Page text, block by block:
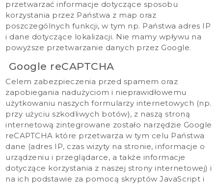
przetwarzać informacje dotyczące sposobu
korzystania przez Państwa z map oraz
poszczególnych funkcji, w tym np. Państwa adres IP
i dane dotyczące lokalizacji. Nie mamy wpływu na
powyższe przetwarzanie danych przez Google.
Google reCAPTCHA
Celem zabezpieczenia przed spamem oraz
zapobiegania nadużyciom i nieprawidłowemu
użytkowaniu naszych formularzy internetowych (np.
przy użyciu szkodliwych botów), z naszą stroną
internetową zintegrowane zostało narzędzie Google
reCAPTCHA które przetwarza w tym celu Państwa
dane (adres IP, czas wizyty na stronie, informacje o
urządzeniu i przeglądarce, a także informacje
dotyczące korzystania z naszej strony internetowej) i
na ich podstawie za pomocą skryptów JavaScript i